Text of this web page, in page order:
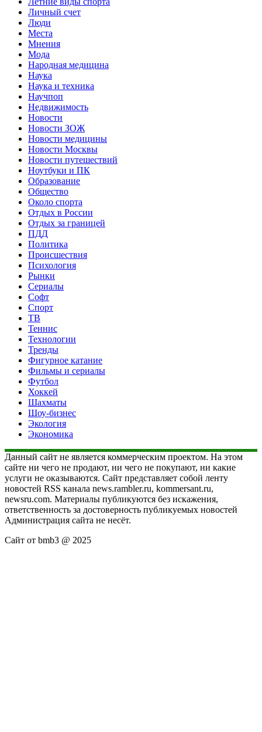
Личный счет
Люди
Места
Мнения
Мода
Народная медицина
Наука
Наука и техника
Научпоп
Недвижимость
Новости
Новости ЗОЖ
Новости медицины
Новости Москвы
Новости путешествий
Ноутбуки и ПК
Образование
Общество
Около спорта
Отдых в России
Отдых за границей
ПДД
Политика
Происшествия
Психология
Рынки
Сериалы
Софт
Спорт
ТВ
Теннис
Технологии
Тренды
Фигурное катание
Фильмы и сериалы
Футбол
Хоккей
Шахматы
Шоу-бизнес
Экология
Экономика
Данный сайт не является коммерческим проектом. На этом
сайте ни чего не продают, ни чего не покупают, ни какие
услуги не оказываются. Сайт представляет собой ленту
новостей RSS канала news.rambler.ru, kommersant.ru,
newsru.com. Материалы публикуются без искажения,
ответственность за достоверность публикуемых новостей
Администрация сайта не несёт.
Сайт от bmb3 @ 2025